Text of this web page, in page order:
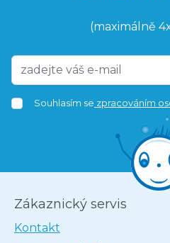
(maximálně
Souhlasím se zpracováním
Zákaznický servis
Kontakt